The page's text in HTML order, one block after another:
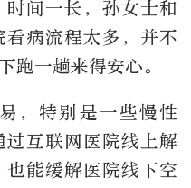
间一长，孙女士和
病流程太多，并不
跑一趟来得安心。
，特别是一些慢性
互联网医院线上解
能缓解医院线下空